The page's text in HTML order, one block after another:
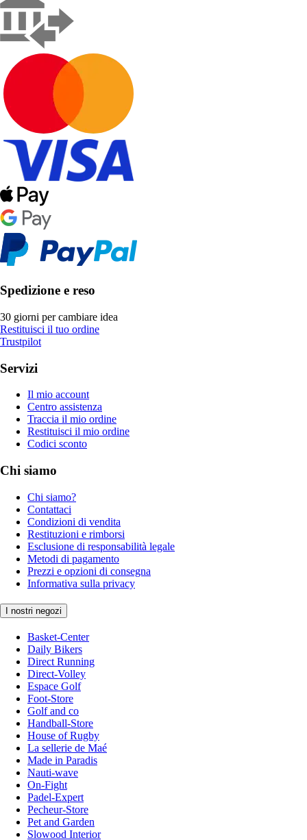
Spedizione e reso
30 giorni per cambiare idea
Restituisci il tuo ordine
Trustpilot
Servizi
Il mio account
Centro assistenza
Traccia il mio ordine
Restituisci il mio ordine
Codici sconto
Chi siamo
Chi siamo?
Contattaci
Condizioni di vendita
Restituzioni e rimborsi
Esclusione di responsabilità legale
Metodi di pagamento
Prezzi e opzioni di consegna
Informativa sulla privacy
I nostri negozi
Basket-Center
Daily Bikers
Direct Running
Direct-Volley
Espace Golf
Foot-Store
Golf and co
Handball-Store
House of Rugby
La sellerie de Maé
Made in Paradis
Nauti-wave
On-Fight
Padel-Expert
Pecheur-Store
Pet and Garden
Slowood Interior